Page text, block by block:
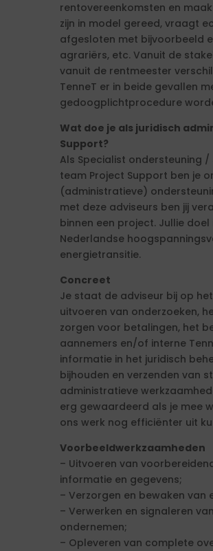
rentovereenkomsten en
zijn in model gereed, vraagt
afgesloten met bijvoorbeeld
agrariërs, etc. Vanuit de
vanuit de rentmeester
TenneT er in beide gevallen
gedoogplichtprocedure
Wat doe je als juridisch
Support?
Als Specialist ondersteuning
team Project Support ben je
(administratieve)
met deze adviseurs ben jij
binnen een project. Jullie
Nederlandse
energietransitie.
Concreet
Je staat de adviseur bij op
uitvoeren van onderzoeken,
zorgen voor betalingen, het
aannemers en/of interne
informatie in het juridisch
bijhouden en verzenden van
administratieve
erg gewaardeerd als je mee
ons werk nog efficiënter uit
Voorbeeldwerkzaamheden
– Uitvoeren van
informatie en gegevens;
– Verzorgen en bewaken
– Verwerken en signaleren
ondernemen;
– Opleveren van complete